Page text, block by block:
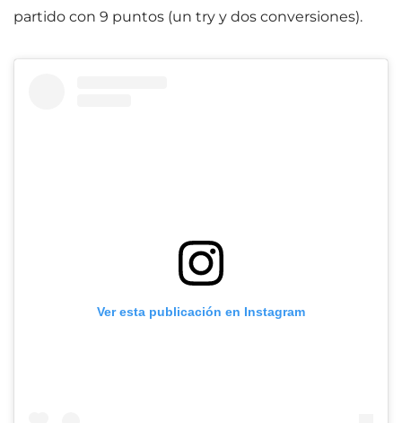
partido con 9 puntos (un try y dos conversiones).
Ver esta publicación en Instagram